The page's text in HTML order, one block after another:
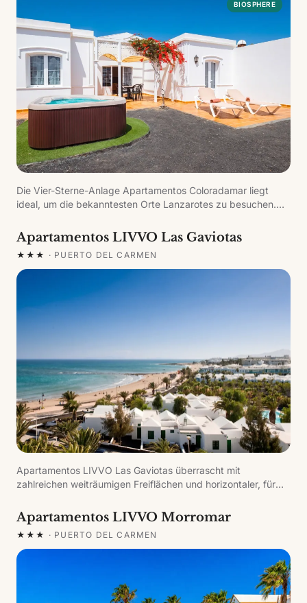
BIOSPHERE
Die Vier-Sterne-Anlage Apartamentos Coloradamar liegt
ideal, um die bekanntesten Orte Lanzarotes zu besuchen.
jedes mit eigenem Bereich; aus den Vistamar-Plus-
Apartments lassen sich Fuerteventura und die Weite des
Atlantiks erblicken.
Apartamentos LIVVO Las Gaviotas
★★★ · PUERTO DEL CARMEN
Apartamentos LIVVO Las Gaviotas überrascht mit
zahlreichen weiträumigen Freiflächen und horizontaler, für
Apartments in sechs Sektoren, jeweils mit eigenem Pool,
verbunden durch ausgedehnte Grünflächen.
Apartamentos LIVVO Morromar
★★★ · PUERTO DEL CARMEN